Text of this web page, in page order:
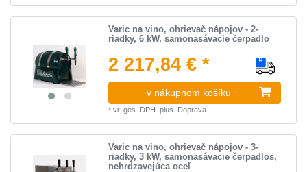
Varic na vino, ohrievač nápojov - 2-
riadky, 6 kW, samonasávacie čerpadlo
2 217,84 € *
v nákupnom košíku
*vr. ges. DPH. plus. Doprava
Varic na vino, ohrievač nápojov - 3-
riadky, 3 kW, samonasávacie čerpadlos,
nehrdzavejúca oceľ